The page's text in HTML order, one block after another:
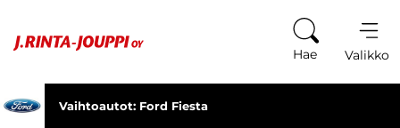
Hae Valikko
Vaihtoautot: Ford Fiesta